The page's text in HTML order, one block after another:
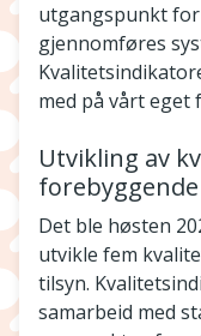
utgangspunkt
gjennomføres
med på vårt eget
Utvikling av
Det ble høsten
utvikle fem
tilsyn.
samarbeid med